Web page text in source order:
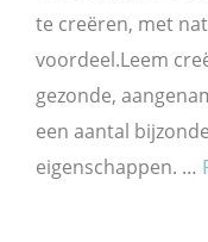
te creëren, met
voordeel.Leem
gezonde,
een aantal
eigenschappen. …